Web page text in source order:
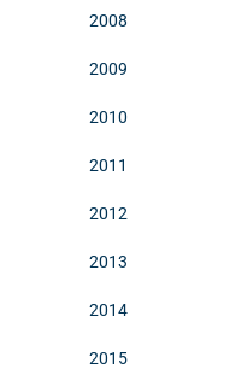
2008
2009
2010
2011
2012
2013
2014
2015